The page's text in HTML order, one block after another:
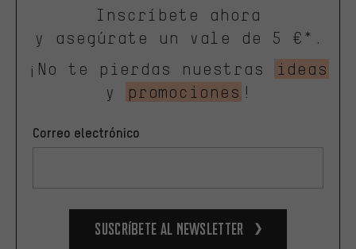
Inscríbete ahora
y asegúrate un vale de 5 €*.
¡No te pierdas nuestras
ideas
y
promociones !
Correo electrónico
Suscríbete al newsletter